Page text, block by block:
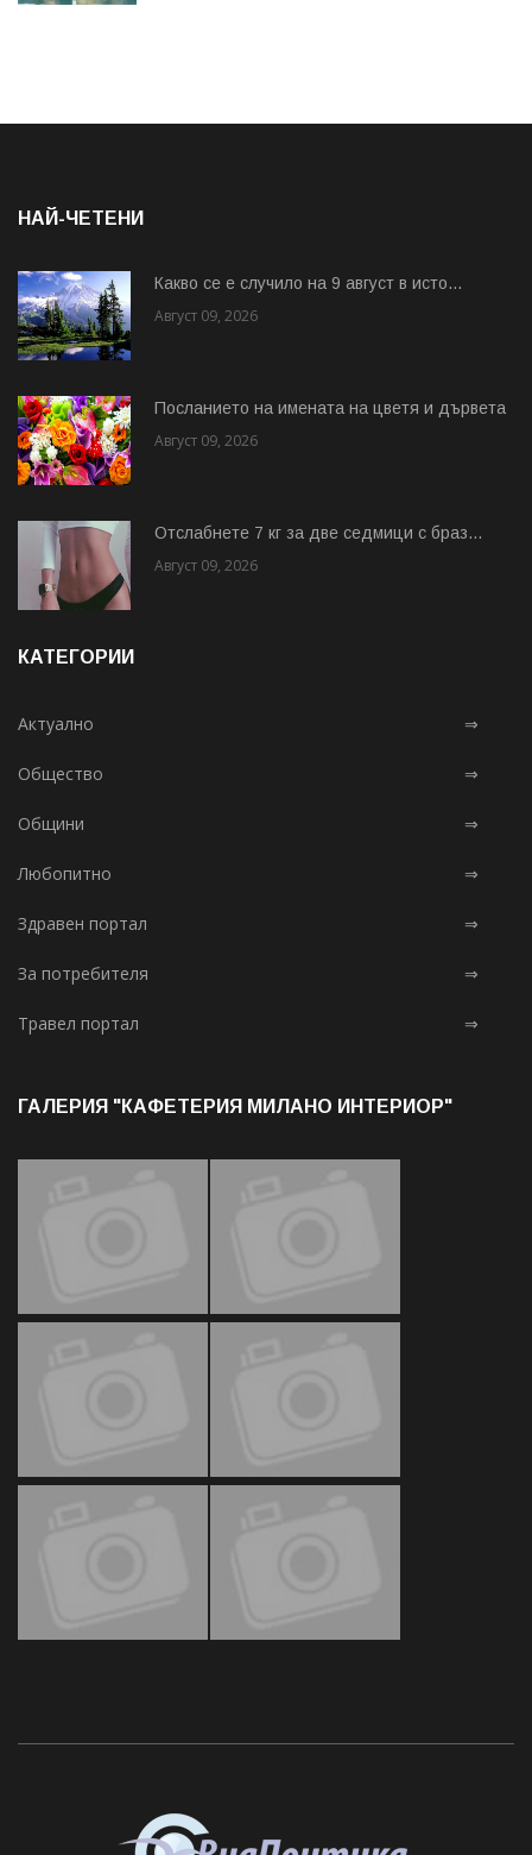
НАЙ-ЧЕТЕНИ
Какво се е случило на 9 август в исто...
Август 09, 2026
Посланието на имената на цветя и дървета
Август 09, 2026
Отслабнете 7 кг за две седмици с браз...
Август 09, 2026
КАТЕГОРИИ
Актуално ⇒
Общество ⇒
Общини ⇒
Любопитно ⇒
Здравен портал ⇒
За потребителя ⇒
Травел портал ⇒
ГАЛЕРИЯ "КАФЕТЕРИЯ МИЛАНО ИНТЕРИОР"